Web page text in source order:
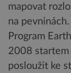
mapovat
na pevninách.
Program
2008 startem
posloužit ke